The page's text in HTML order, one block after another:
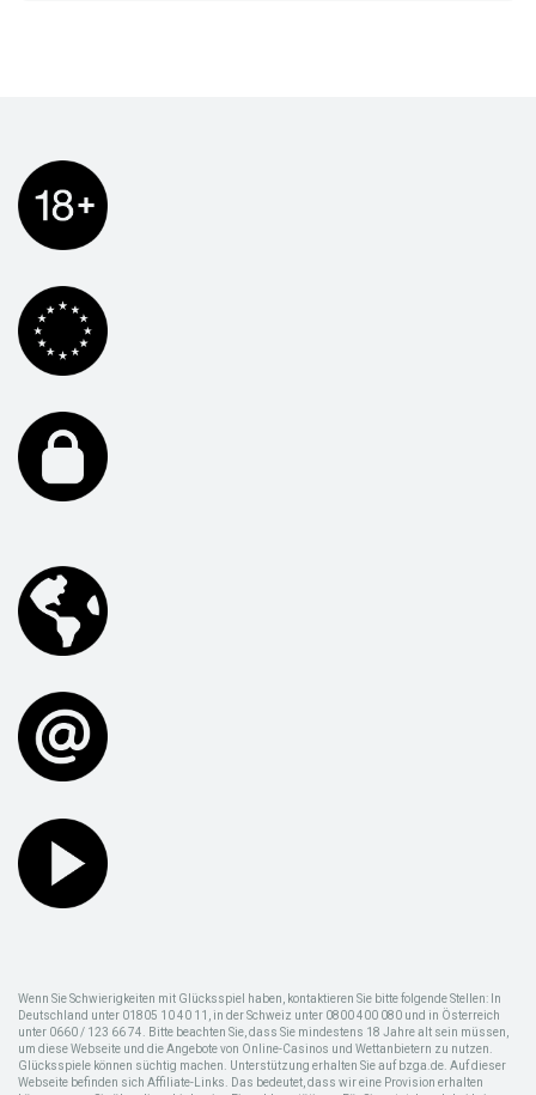
Wenn Sie Schwierigkeiten mit Glücksspiel haben, kontaktieren Sie bitte folgende Stellen: In
Deutschland unter 01805 10 40 11, in der Schweiz unter 0800 400 080 und in Österreich
unter 0660 / 123 66 74. Bitte beachten Sie, dass Sie mindestens 18 Jahre alt sein müssen,
um diese Webseite und die Angebote von Online-Casinos und Wettanbietern zu nutzen.
Glücksspiele können süchtig machen. Unterstützung erhalten Sie auf bzga.de. Auf dieser
Webseite befinden sich Affiliate-Links. Das bedeutet, dass wir eine Provision erhalten